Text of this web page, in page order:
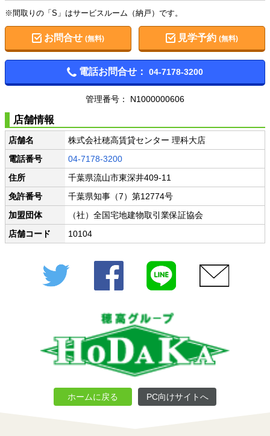
※間取りの「S」はサービスルーム（納戸）です。
お問合せ (無料) 見学予約(無料)
電話お問合せ： 04-7178-3200
管理番号： N1000000606
店舗情報
店舗名
株式会社穂高賃貸センター 理科大店
電話番号
04-7178-3200
住所
千葉県流山市東深井409-11
免許番号
千葉県知事（7）第12774号
加盟団体
（社）全国宅地建物取引業保証協会
店舗コード
10104
Twitter Facebook
ホームに戻る PC向けサイトへ